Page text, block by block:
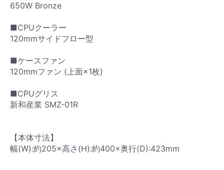
650W Bronze
■CPUクーラー
120mmサイドフロー型
■ケースファン
120mmファン (上面×1枚)
■CPUグリス
新和産業 SMZ-01R
【本体寸法】
幅(W):約205×高さ(H):約400×奥行(D):423mm